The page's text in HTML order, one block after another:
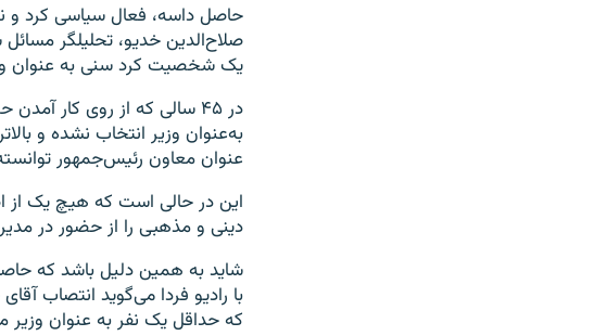
حاصل داسه، فعال سیاسی کرد
صلاح‌الدین خدیو، تحلیلگر
یک شخصیت کرد سنی به عنوان
در ۴۵ سالی که از روی کار
به‌عنوان وزیر انتخاب نشده و
عنوان معاون رئیس‌جمهور
این در حالی است که هیچ یک از
دینی و مذهبی را از حضور در
شاید به همین دلیل باشد که
با رادیو فردا می‌گوید انتصاب
که حداقل یک نفر به عنوان